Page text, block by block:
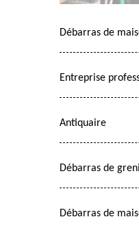
Débarras de
Entreprise
Antiquaire
Débarras de
Débarras de